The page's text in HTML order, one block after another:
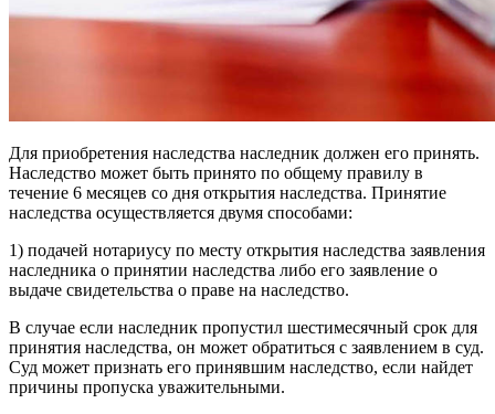
Для приобретения наследства наследник должен его принять.
Наследство может быть принято по общему правилу в
течение 6 месяцев со дня открытия наследства. Принятие
наследства осуществляется двумя способами:
1) подачей нотариусу по месту открытия наследства заявления
наследника о принятии наследства либо его заявление о
выдаче свидетельства о праве на наследство.
В случае если наследник пропустил шестимесячный срок для
принятия наследства, он может обратиться с заявлением в суд.
Суд может признать его принявшим наследство, если найдет
причины пропуска уважительными.